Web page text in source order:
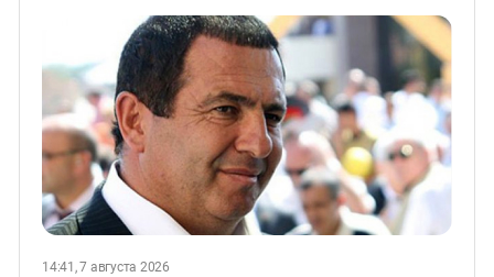
14:41, 7 августа 2026